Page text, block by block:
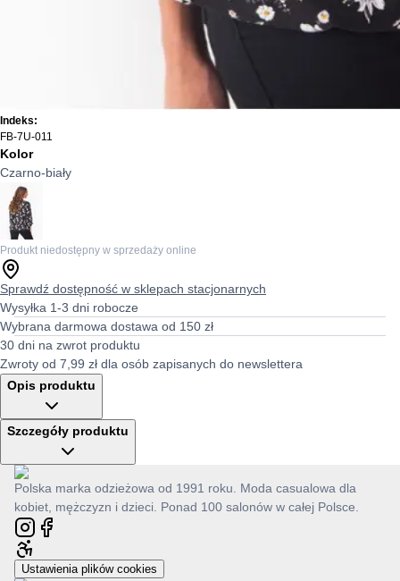
Indeks:
FB-7U-011
Kolor
Czarno-biały
Produkt niedostępny w sprzedaży online
Sprawdź dostępność w sklepach stacjonarnych
Wysyłka 1-3 dni robocze
Wybrana darmowa dostawa od 150 zł
30 dni na zwrot produktu
Zwroty od 7,99 zł dla osób zapisanych do newslettera
Opis produktu
Szczegóły produktu
Polska marka odzieżowa od 1991 roku. Moda casualowa dla
kobiet, mężczyzn i dzieci. Ponad 100 salonów w całej Polsce.
Ustawienia plików cookies